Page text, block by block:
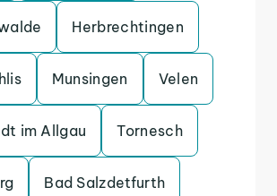
Herbrechtingen
Munsingen Velen
im Allgau Tornesch
Bad Salzdetfurth